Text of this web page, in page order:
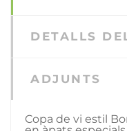
DETALLS
ADJUNTS
Copa de vi estil